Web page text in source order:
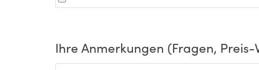
Ihre Anmerkungen (Fragen,